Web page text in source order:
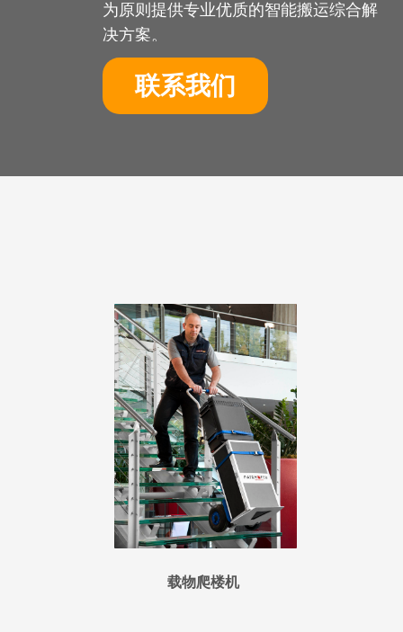
载物爬楼机
为原则提供专业优质的智能搬运综合解
决方案。
联系我们